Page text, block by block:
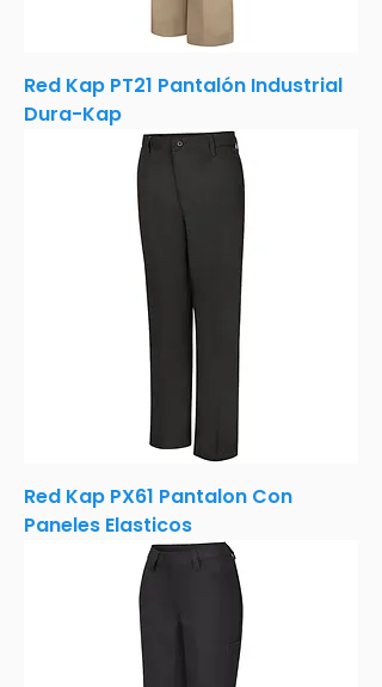
Red Kap PT21 Pantalón Industrial
Dura-Kap
Red Kap PX61 Pantalon Con
Paneles Elasticos